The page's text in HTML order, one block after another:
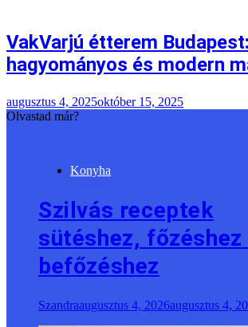
VakVarjú étterem Budapest:
hagyományos és modern
augusztus 4, 2025október 15, 2025
Olvastad már?
Konyha
Szilvás receptek
sütéshez, főzéshez
befőzéshez
Szandraaugusztus 4, 2026augusztus 4,